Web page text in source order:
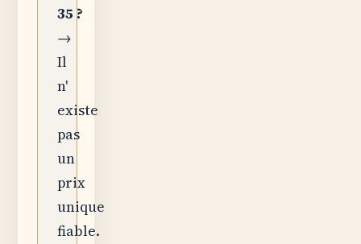
35 ?
→
Il
n'
existe
pas
un
prix
unique
fiable.